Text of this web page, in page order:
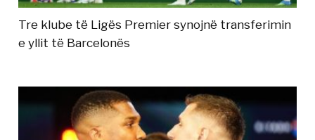
Tre klube të Ligës Premier synojnë transferimin
e yllit të Barcelonës